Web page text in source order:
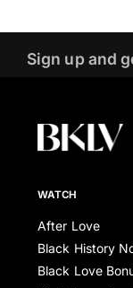
Sign up and
WATCH
After Love
Black History
Black Love